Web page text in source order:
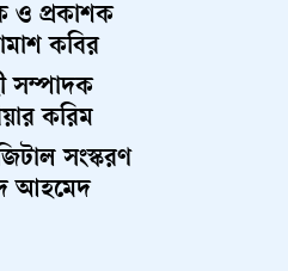
ও প্রকাশক
কবির
সম্পাদক
করিম
সংস্করণ
আহমেদ